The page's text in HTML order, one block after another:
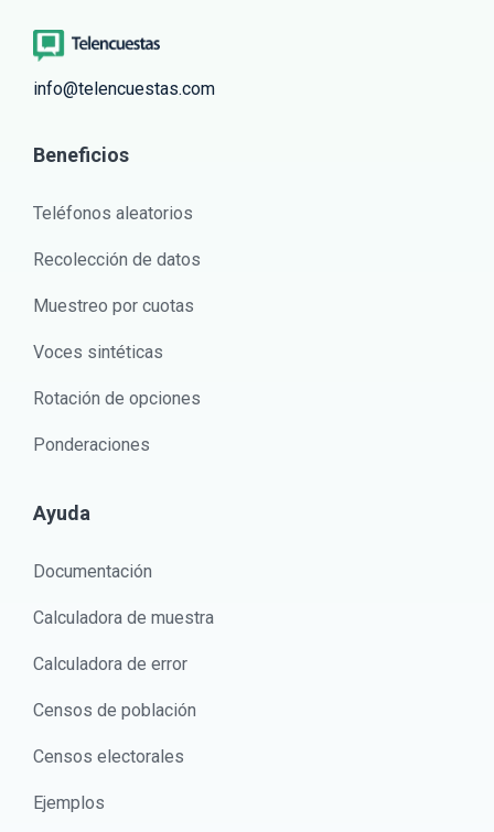
info@telencuestas.com
Beneficios
Teléfonos aleatorios
Recolección de datos
Muestreo por cuotas
Voces sintéticas
Rotación de opciones
Ponderaciones
Ayuda
Documentación
Calculadora de muestra
Calculadora de error
Censos de población
Censos electorales
Ejemplos